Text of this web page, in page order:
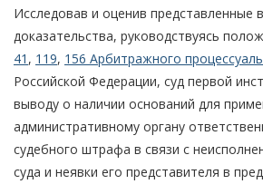
Исследовав и оценив представленные
доказательства, руководствуясь
41 , 119, 156 Арбитражного
Российской Федерации, суд первой
выводу о наличии оснований для
административному органу
судебного штрафа в связи с
суда и неявки его представителя в